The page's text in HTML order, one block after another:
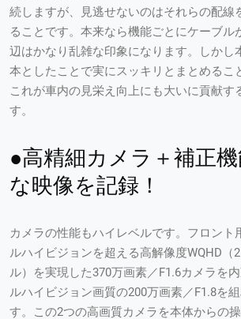
続しますが、見逃せないのはそれらの配線
ることです。本来なら機能ごとにケーブル
辺はかなり乱雑な印象になります。しかし
本としたことで実にスッキリとまとめるこ
これが車内の見栄え向上にも大いに貢献す
す。
●高精細カメラ＋補正
な映像を記録！
カメラの性能もハイレベルです。フロント
ルハイビジョンを超える高解像度WQHD（
ル）を実現した370万画素／F1.6カメラを
ルハイビジョン画質の200万画素／F1.8を
す。この2つの高画質カメラを本体からの